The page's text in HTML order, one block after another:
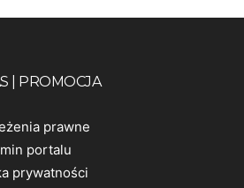
| PROMOCJA
prawne
portalu
prywatności